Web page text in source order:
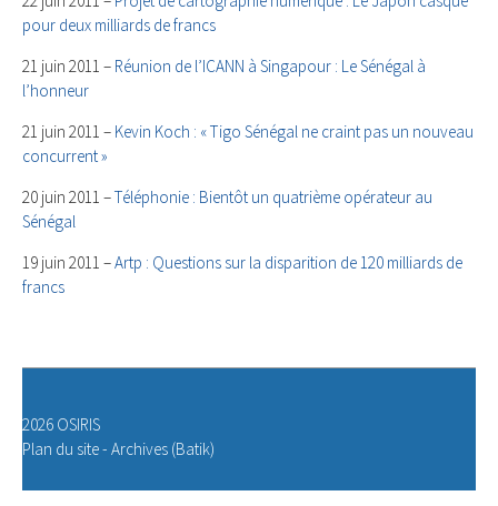
pour deux milliards de francs
21 juin 2011 – Réunion de l’ICANN à Singapour : Le Sénégal à
l’honneur
21 juin 2011 – Kevin Koch : « Tigo Sénégal ne craint pas un nouveau
concurrent »
20 juin 2011 –Téléphonie : Bientôt un quatrième opérateur au
Sénégal
19 juin 2011 –Artp : Questions sur la disparition de 120 milliards de
francs
2026 OSIRIS
Plan du site- Archives (Batik)